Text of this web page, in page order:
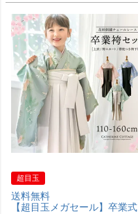
超目玉
送料無料
【超目玉メガセール】卒業式袴 花柄刺繍チュールレース袴セット 和装 おしゃれ 女の子 卒園式 TAK